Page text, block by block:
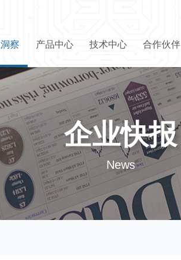
察 产品中心 技术中心 合作伙伴
企业快报
News